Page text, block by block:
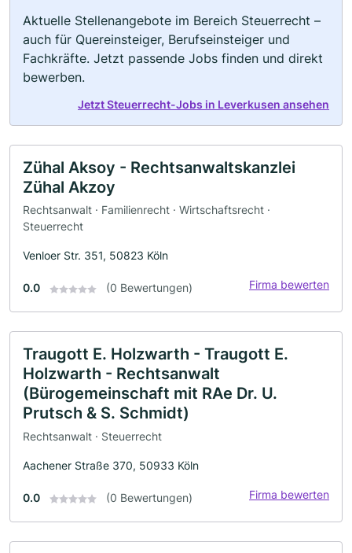
Aktuelle Stellenangebote im Bereich Steuerrecht –
auch für Quereinsteiger, Berufseinsteiger und
Fachkräfte. Jetzt passende Jobs finden und direkt
bewerben.
Jetzt Steuerrecht-Jobs in Leverkusen ansehen
Zühal Aksoy - Rechtsanwaltskanzlei
Zühal Akzoy
Rechtsanwalt · Familienrecht · Wirtschaftsrecht ·
Steuerrecht
Venloer Str. 351, 50823 Köln
0.0 (0 Bewertungen) Firma bewerten
Traugott E. Holzwarth - Traugott E.
Holzwarth - Rechtsanwalt
(Bürogemeinschaft mit RAe Dr. U.
Prutsch & S. Schmidt)
Rechtsanwalt · Steuerrecht
Aachener Straße 370, 50933 Köln
0.0 (0 Bewertungen) Firma bewerten